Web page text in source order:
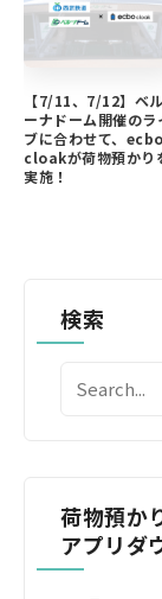
【7/11、7/12】ベル
ーナドーム開催のラ
ブに合わせて、ecbo
cloakが荷物預かり
実施！
検索
荷物預か
アプリダ